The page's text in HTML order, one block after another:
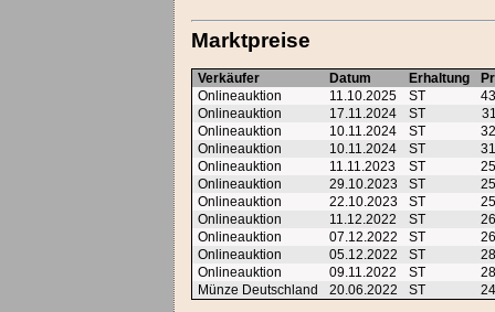
Marktpreise
Verkäufer Datum Erhaltung
Onlineauktion
11.10.2025 ST
Onlineauktion
17.11.2024 ST
Onlineauktion
10.11.2024 ST
Onlineauktion
10.11.2024 ST
Onlineauktion
11.11.2023 ST
Onlineauktion
29.10.2023 ST
Onlineauktion
22.10.2023 ST
Onlineauktion
11.12.2022 ST
Onlineauktion
07.12.2022 ST
Onlineauktion
05.12.2022 ST
Onlineauktion
09.11.2022 ST
Münze Deutschland
20.06.2022 ST